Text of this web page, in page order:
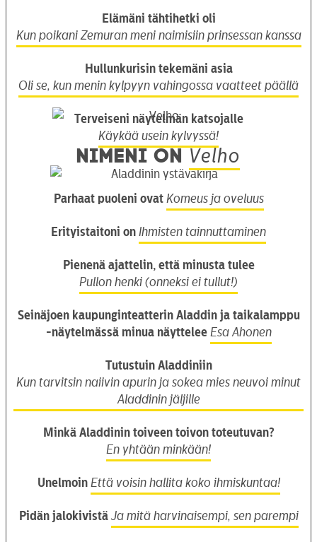
Elämäni tähtihetki oli
Kun poikani Zemuran meni naimisiin prinsessan kanssa
Hullunkurisin tekemäni asia
Oli se, kun menin kylpyyn vahingossa vaatteet päällä
Terveiseni näytelmän katsojalle
Käykää usein kylvyssä!
Nimeni onVelho
Parhaat puoleni ovat Komeus ja oveluus
Erityistaitoni on Ihmisten tainnuttaminen
Pienenä ajattelin, että minusta tulee
Pullon henki (onneksi ei tullut!)
Seinäjoen kaupunginteatterin Aladdin ja taikalamppu
-näytelmässä minua näyttelee Esa Ahonen
Tutustuin Aladdiniin
Kun tarvitsin naiivin apurin ja sokea mies neuvoi minut
Aladdinin jäljille
Minkä Aladdinin toiveen toivon toteutuvan?
En yhtään minkään!
Unelmoin Että voisin hallita koko ihmiskuntaa!
Pidän jalokivistä Ja mitä harvinaisempi, sen parempi